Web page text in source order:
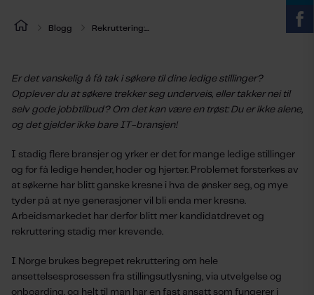
Blogg Rekruttering:...
Er det vanskelig å få tak i søkere til dine ledige stillinger?
Opplever du at søkere trekker seg underveis, eller takker nei til
selv gode jobbtilbud? Om det kan være en trøst: Du er ikke alene,
og det gjelder ikke bare IT-bransjen!
I stadig flere bransjer og yrker er det for mange ledige stillinger
og for få ledige hender, hoder og hjerter. Problemet forsterkes av
at søkerne har blitt ganske kresne i hva de ønsker seg, og mye
tyder på at nye generasjoner vil bli enda mer kresne.
Arbeidsmarkedet har derfor blitt mer kandidatdrevet og
rekruttering stadig mer krevende.
I Norge brukes begrepet rekruttering om hele
ansettelsesprosessen fra stillingsutlysning, via utvelgelse og
onboarding, og helt til man har en fast ansatt som fungerer i